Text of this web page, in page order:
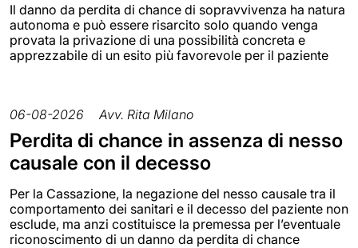
Il danno da perdita di chance di sopravvivenza ha natura
autonoma e può essere risarcito solo quando venga
provata la privazione di una possibilità concreta e
apprezzabile di un esito più favorevole per il paziente
06-08-2026 Avv. Rita Milano
Perdita di chance in assenza di nesso
causale con il decesso
Per la Cassazione, la negazione del nesso causale tra il
comportamento dei sanitari e il decesso del paziente non
esclude, ma anzi costituisce la premessa per l’eventuale
riconoscimento di un danno da perdita di chance